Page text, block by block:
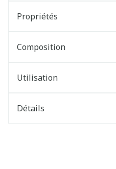
Propriétés
Composition
Utilisation
Détails